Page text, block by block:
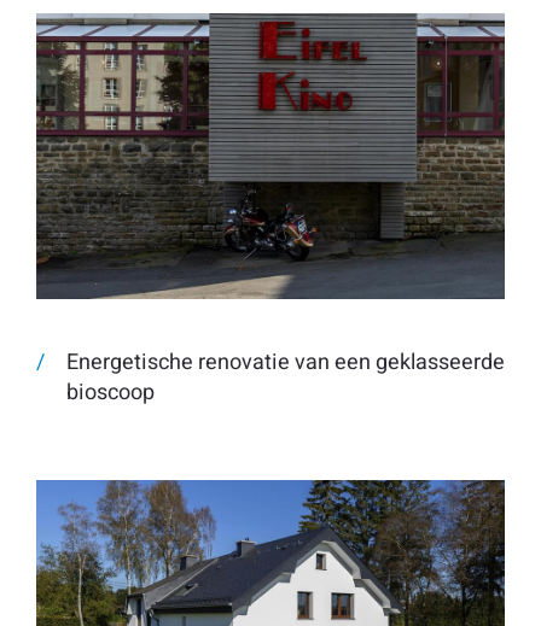
Energetische renovatie van een geklasseerde
bioscoop